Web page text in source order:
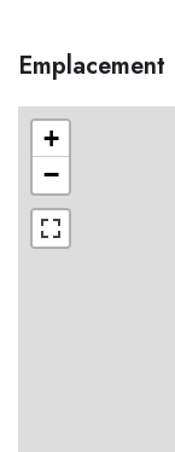
Emplacement
+
−